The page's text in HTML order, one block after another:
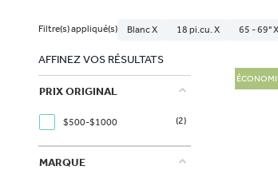
Filtre(s) appliqué(s) Blanc X 18 pi.cu. X 65 - 69" X
AFFINEZ VOS RÉSULTATS
PRIX ORIGINAL
$500-$1000 (2)
MARQUE